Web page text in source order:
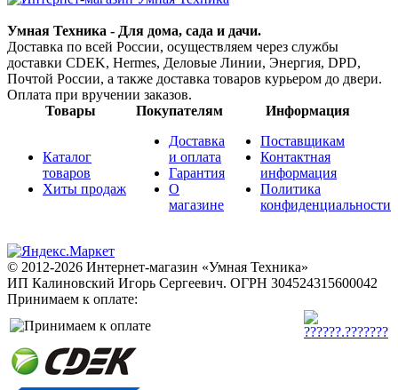
Умная Техника - Для дома, сада и дачи.
Доставка по всей России, осуществляем через службы
доставки CDEK, Hermes, Деловые Линии, Энергия, DPD,
Почтой России, а также доставка товаров курьером до двери.
Оплата при вручении заказов.
Товары
Покупателям Информация
Каталог
товаров
Хиты продаж
Доставка
и оплата
Гарантия
О
магазине
Поставщикам
Контактная
информация
Политика
конфиденциальности
© 2012-2026 Интернет-магазин «Умная Техника»
ИП Калиновский Игорь Сергеевич. ОГРН 304524315600042
Принимаем к оплате: